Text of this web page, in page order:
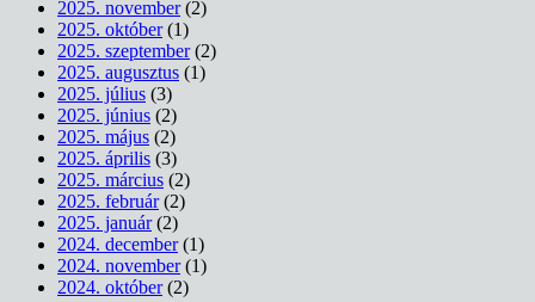
2025. november(2)
2025. október(1)
2025. szeptember(2)
2025. augusztus (1)
2025. július (3)
2025. június (2)
2025. május (2)
2025. április (3)
2025. március (2)
2025. február(2)
2025. január(2)
2024. december(1)
2024. november(1)
2024. október(2)